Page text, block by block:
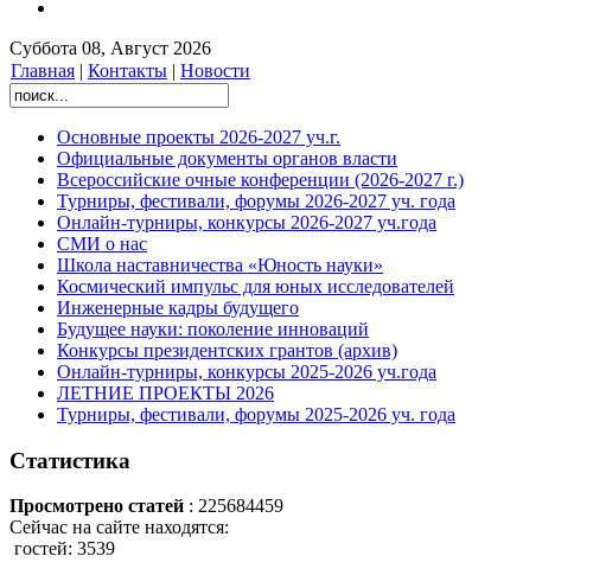
Суббота 08, Август 2026
Главная | Контакты | Новости
Основные проекты 2026-2027 уч.г.
Официальные документы органов власти
Всероссийские очные конференции (2026-2027 г.)
Турниры, фестивали, форумы 2026-2027 уч. года
Онлайн-турниры, конкурсы 2026-2027 уч.года
СМИ о нас
Школа наставничества «Юность науки»
Космический импульс для юных исследователей
Инженерные кадры будущего
Будущее науки: поколение инноваций
Конкурсы президентских грантов (архив)
Онлайн-турниры, конкурсы 2025-2026 уч.года
ЛЕТНИЕ ПРОЕКТЫ 2026
Турниры, фестивали, форумы 2025-2026 уч. года
Статистика
Просмотрено статей : 225684459
Сейчас на сайте находятся:
гостей: 3539